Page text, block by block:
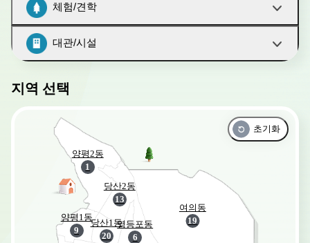
체험/견학
대관/시설
지역 선택
여의동
19
당산1동
20
당산2동
13
양평1동
9
양평2동
1
영등포동
6
초기화